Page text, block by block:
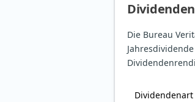
Dividenden
Die Bureau
Dividendenart